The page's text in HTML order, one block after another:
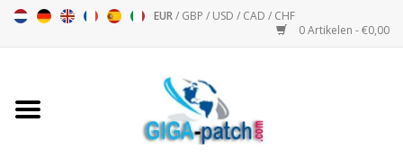
EUR/ GBP / USD / CAD / CHF
0 Artikelen - €0,00